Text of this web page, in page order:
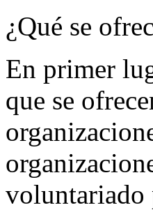
¿Qué se
En primer
que se
voluntariado